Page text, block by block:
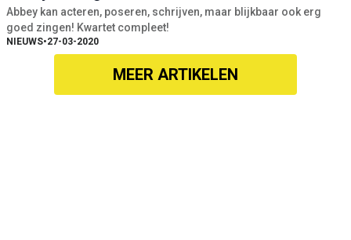
Abbey kan acteren, poseren, schrijven, maar blijkbaar ook erg
goed zingen! Kwartet compleet!
NIEUWS•27-03-2020
MEER ARTIKELEN